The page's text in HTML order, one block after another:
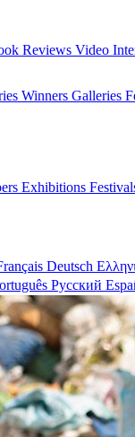
Reviews Video
Winners Galleries
Exhibitions
Deutsch
Русский